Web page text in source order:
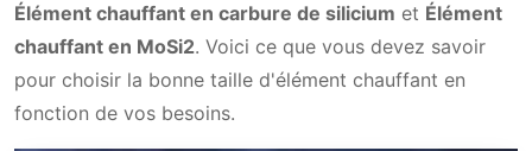
Élément chauffant en carbure de silicium et Élément
chauffant en MoSi2. Voici ce que vous devez savoir
pour choisir la bonne taille d'élément chauffant en
fonction de vos besoins.